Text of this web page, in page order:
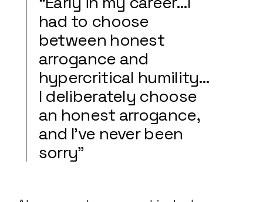
had to choose
between honest
arrogance and
hypercritical humility…
I deliberately choose
an honest arrogance,
and I’ve never been
sorry”